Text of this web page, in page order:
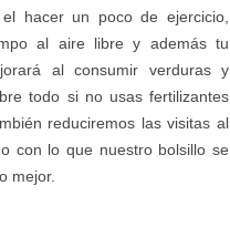
hacer un poco de ejercicio,
al aire libre y además tu
al consumir verduras y
todo si no usas fertilizantes
reduciremos las visitas al
con lo que nuestro bolsillo se
mejor.